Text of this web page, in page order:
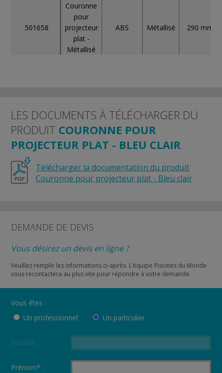
501658
Couronne
pour
projecteur
plat -
Métallisé
ABS Métallisé 290 mm
LES DOCUMENTS À TÉLÉCHARGER DU
PRODUIT COURONNE POUR
PROJECTEUR PLAT - BLEU CLAIR
Télécharger la documentation du produit
Couronne pour projecteur plat - Bleu clair
DEMANDE DE DEVIS
Vous désirez un devis en ligne ?
Veuillez remplir les informations ci-après. L’équipe Piscines du Monde
vous recontactera au plus vite pour répondre à votre demande.
Vous êtes :
Un professionnel
Un particulier
Société :
Prénom* :